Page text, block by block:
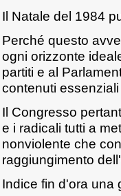
Il Natale del 1984
Perché questo
ogni orizzonte
partiti e al
contenuti
Il Congresso
e i radicali tutti a
nonviolente che
raggiungimento
Indice fin d'ora una